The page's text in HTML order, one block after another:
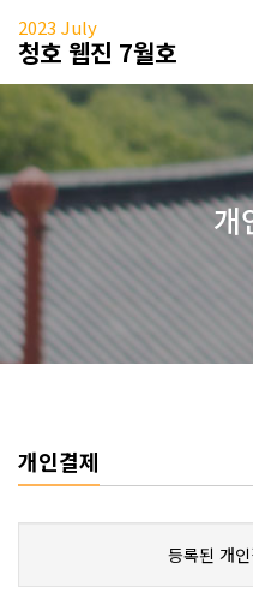
2023 July
청호 웹진 7월호
개
개인결제
등록된 개